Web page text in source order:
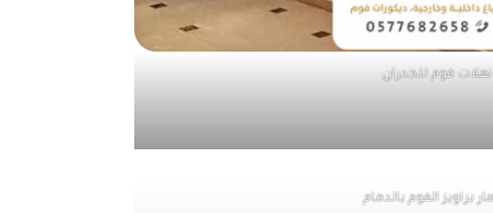
نعلات فوم للجدران
براويز الفوم بالدمام